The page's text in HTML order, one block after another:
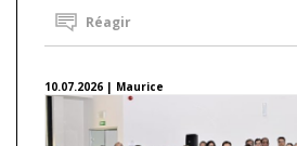
Réagir
10.07.2026 | Maurice